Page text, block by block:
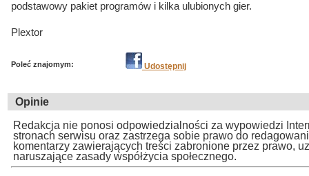
podstawowy pakiet programów i kilka ulubionych gier.
Plextor
Poleć znajomym: Udostępnij
Opinie
Redakcja nie ponosi odpowiedzialności za wypowiedzi
stronach serwisu oraz zastrzega sobie prawo do
komentarzy zawierających treści zabronione przez prawo,
naruszające zasady współżycia społecznego.